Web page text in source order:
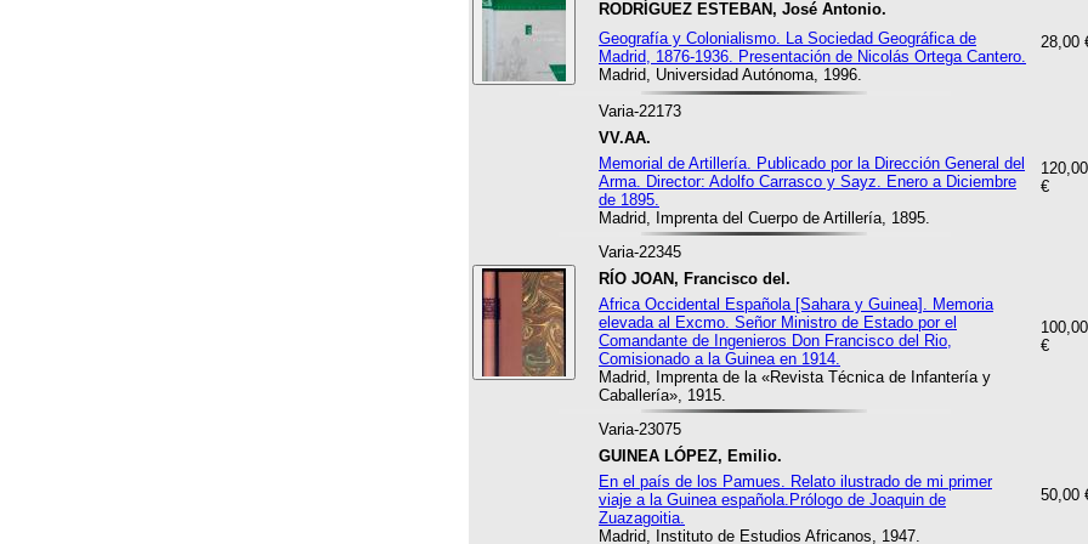
RODRÍGUEZ ESTEBAN, José Antonio.
28,00
Geografía y Colonialismo. La Sociedad Geográfica de
Madrid, 1876-1936. Presentación de Nicolás Ortega Cantero.
Madrid, Universidad Autónoma, 1996.
Varia-22173
VV.AA.
120,00
€
Memorial de Artillería. Publicado por la Dirección General del
Arma. Director: Adolfo Carrasco y Sayz. Enero a Diciembre
de 1895.
Madrid, Imprenta del Cuerpo de Artillería, 1895.
Varia-22345
RÍO JOAN, Francisco del.
100,00
€
Africa Occidental Española [Sahara y Guinea]. Memoria
elevada al Excmo. Señor Ministro de Estado por el
Comandante de Ingenieros Don Francisco del Rio,
Comisionado a la Guinea en 1914.
Madrid, Imprenta de la «Revista Técnica de Infantería y
Caballería», 1915.
Varia-23075
GUINEA LÓPEZ, Emilio.
50,00
En el país de los Pamues. Relato ilustrado de mi primer
viaje a la Guinea española.Prólogo de Joaquin de
Zuazagoitia.
Madrid, Instituto de Estudios Africanos, 1947.